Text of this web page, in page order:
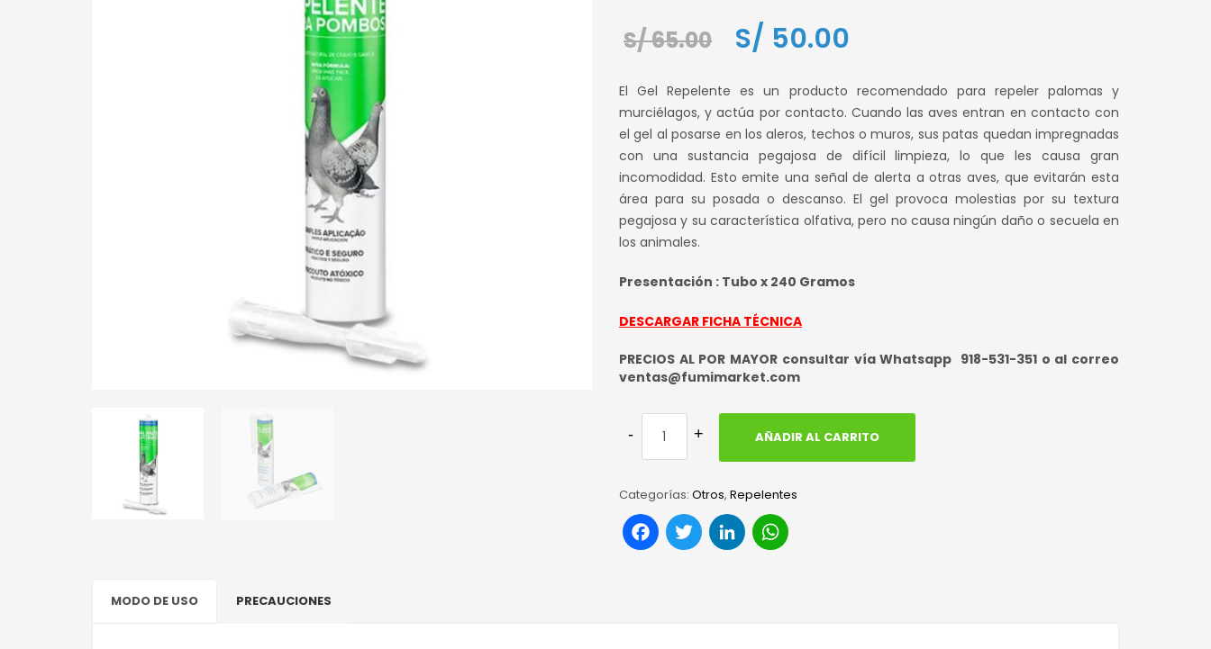
S/65.00
El
original
era:
S/ 65.00.
S/ 50.00
actual
es:
S/ 50.00.
El Gel Repelente es un producto recomendado para repeler palomas y
murciélagos, y actúa por contacto. Cuando las aves entran en contacto con
el gel al posarse en los aleros, techos o muros, sus patas quedan impregnadas
con una sustancia pegajosa de difícil limpieza, lo que les causa gran
incomodidad. Esto emite una señal de alerta a otras aves, que evitarán esta
área para su posada o descanso. El gel provoca molestias por su textura
pegajosa y su característica olfativa, pero no causa ningún daño o secuela en
los animales.
Presentación : Tubo x 240 Gramos
DESCARGAR FICHA TÉCNICA
PRECIOS AL POR MAYOR consultar vía Whatsapp 918-531-351 o al correo
ventas@fumimarket.com
AÑADIR AL CARRITO
Categorías: Otros, Repelentes
Facebook
TwitterLinkedIn
MODO DE USO PRECAUCIONES